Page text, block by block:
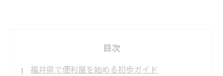
目次
福井県で便利屋を始める初歩ガイド